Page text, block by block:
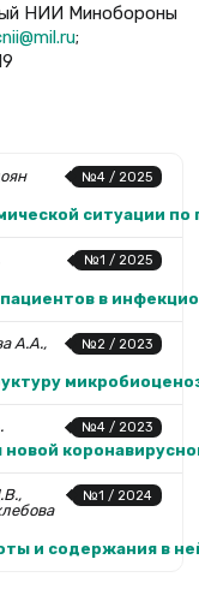
НИИ Минобороны
;
№4 / 2025
ситуации
№1 / 2025
в
№2 / 2023
А.А.,
№4 / 2023
№1 / 2024
и содержания в